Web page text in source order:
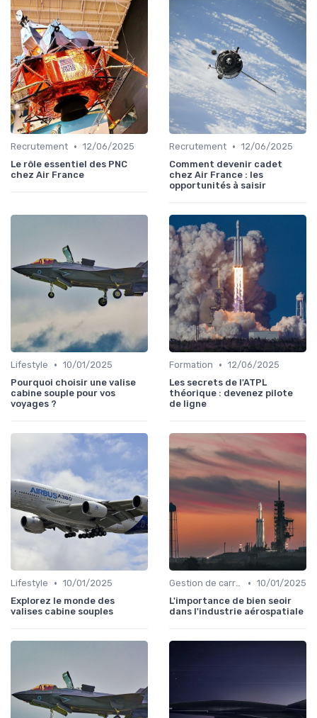
Recrutement • 12/06/2025
Le rôle essentiel des PNC
chez Air France
Recrutement • 12/06/2025
Comment devenir cadet
chez Air France : les
opportunités à saisir
Lifestyle • 10/01/2025
Pourquoi choisir une valise
cabine souple pour vos
voyages ?
Formation • 12/06/2025
Les secrets de l'ATPL
théorique : devenez pilote
de ligne
Lifestyle • 10/01/2025
Explorez le monde des
valises cabine souples
Gestion de carrière • 10/01/2025
L'importance de bien seoir
dans l'industrie aérospatiale